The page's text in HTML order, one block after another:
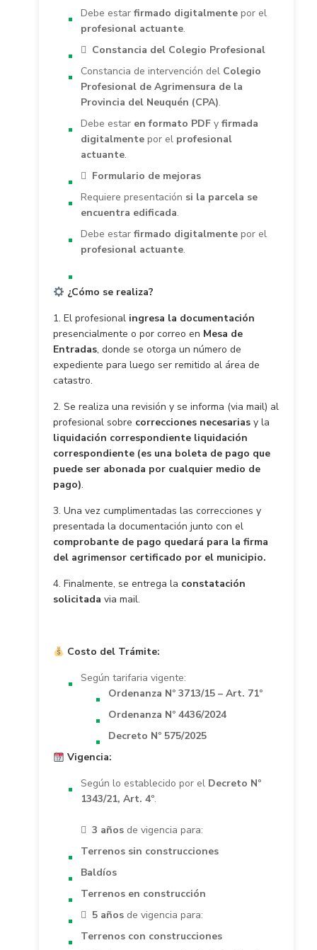
Debe estar firmado digitalmentepor el
profesional actuante.
 Constancia del Colegio Profesional
Constancia de intervención del Colegio
Profesional de Agrimensura de la
Provincia del Neuquén (CPA).
Debe estar en formato PDFy firmada
digitalmentepor el profesional
actuante.
 Formulario de mejoras
Requiere presentación si la parcela se
encuentra edificada.
Debe estar firmado digitalmentepor el
profesional actuante.
¿Cómo se realiza?
1. El profesional ingresa la documentación
presencialmente o por correo en Mesa de
Entradas, donde se otorga un número de
expediente para luego ser remitido al área de
catastro.
2. Se realiza una revisión y se informa (via mail) al
profesional sobre correcciones necesariasy la
liquidación correspondiente liquidación
correspondiente (es una boleta de pago que
puede ser abonada por cualquier medio de
pago).
3. Una vez cumplimentadas las correcciones y
presentada la documentación junto con el
comprobante de pago quedará para la firma
del agrimensor certificado por el municipio.
4. Finalmente, se entrega la constatación
solicitada via mail.
Costo del Trámite:
Según tarifaria vigente:
Ordenanza Nº 3713/15 – Art. 71º
Ordenanza Nº 4436/2024
Decreto Nº 575/2025
Vigencia:
Según lo establecido por el Decreto Nº
1343/21, Art. 4º.
 3 añosde vigencia para:
Terrenos sin construcciones
Baldíos
Terrenos en construcción
 5 añosde vigencia para:
Terrenos con construcciones